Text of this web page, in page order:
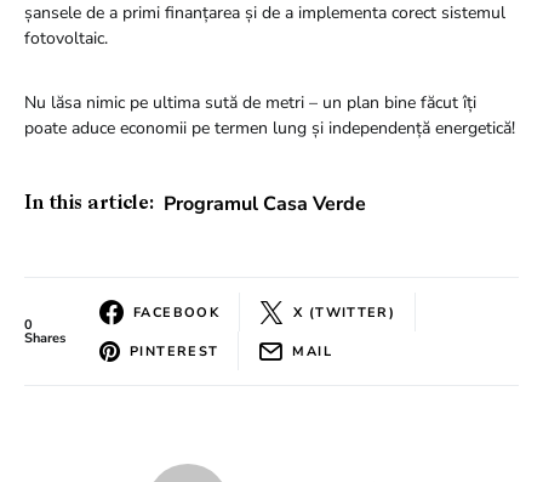
șansele de a primi finanțarea și de a implementa corect sistemul
fotovoltaic.
Nu lăsa nimic pe ultima sută de metri – un plan bine făcut îți
poate aduce economii pe termen lung și independență energetică!
In this article: Programul Casa Verde
0
Shares
FACEBOOK X (TWITTER)
PINTEREST MAIL